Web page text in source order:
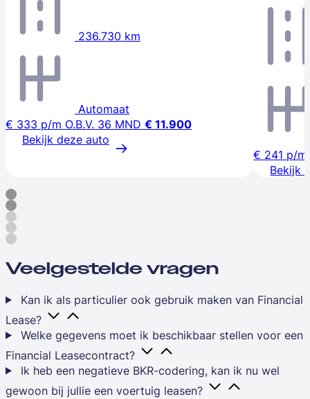
236.730 km
Automaat
€ 333 p/m O.B.V. 36 MND € 11.900
Bekijk deze auto
€ 241 p/m
Bekijk
Veelgestelde vragen
Kan ik als particulier ook gebruik maken van Financial
Lease?
Welke gegevens moet ik beschikbaar stellen voor een
Financial Leasecontract?
Ik heb een negatieve BKR-codering, kan ik nu wel
gewoon bij jullie een voertuig leasen?